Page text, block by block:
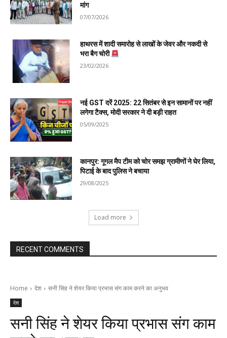
मांग
07/07/2026
हाथरस में शादी समारोह से लाखों के जेवर और नकदी से
भरा बैग चोरी
23/02/2026
नई GST दरें 2025: 22 सितंबर से इन सामानों पर नहीं
लगेगा टैक्स, मोदी सरकार ने दी बड़ी राहत
05/09/2025
कानपुर: गूगल मैप टीम को चोर समझ ग्रामीणों ने घेर लिया,
पिटाई के बाद पुलिस ने बचाया
29/08/2025
Load more
RECENT COMMENTS